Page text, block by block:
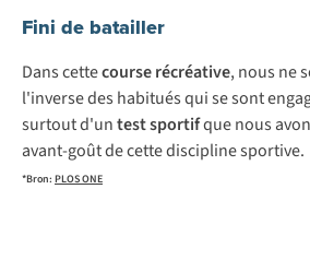
Fini de batailler
Dans cettecourse récréative, nous ne
l'inverse des habitués qui se sont
surtout d'untestsportifque nous
avant-goût de cette discipline sportive.
*Bron: PLOS ONE